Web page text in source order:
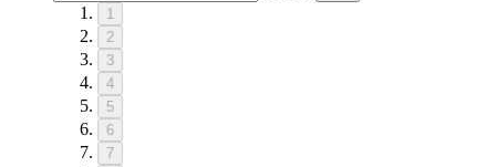
1
2
3
4
5
6
7